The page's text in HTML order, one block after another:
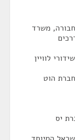
משרד
לוויין
הוט
יס